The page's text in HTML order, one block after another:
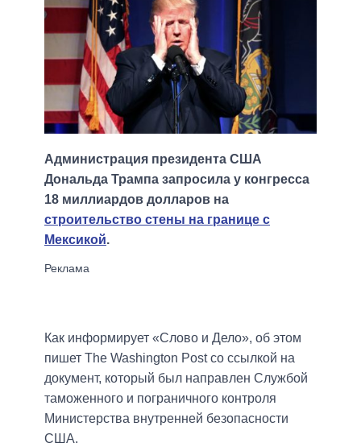
Администрация президента США
Дональда Трампа запросила у конгресса
18 миллиардов долларов на
строительство стены на границе с
Мексикой.
Как информирует «Слово и Дело», об этом
пишет The Washington Post со ссылкой на
документ, который был направлен Службой
таможенного и пограничного контроля
Министерства внутренней безопасности
США.